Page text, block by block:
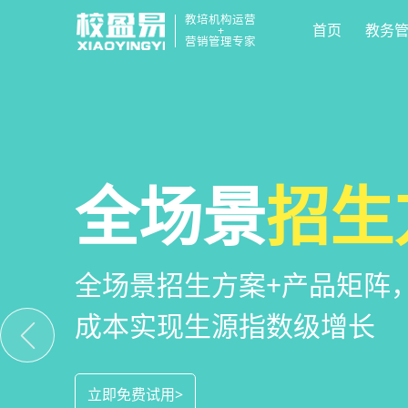
教培机构运营
+
营销管理专家
首页 教务
校区运营
教培机构数字化全场景运
位解决学校经营管理难题
立即免费试用>
全场景招
全场景招生方案+产品矩阵
成本实现生源指数级增长
立即免费试用>
教培机构
一部手机链接机构、学员
捷，互动零距离，体验更
立即免费试用>